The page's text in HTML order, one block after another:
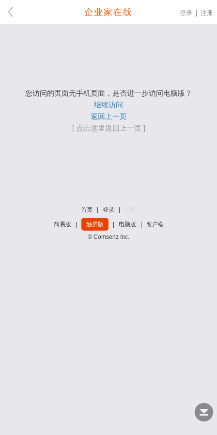
企业家在线 登录 注册
您访问的页面无手机页面，是否进一步访问电脑版？
继续访问
返回上一页
[ 点击这里返回上一页 ]
首页 登录
简易版 触屏版 电脑版
客户端
© Comsenz Inc.